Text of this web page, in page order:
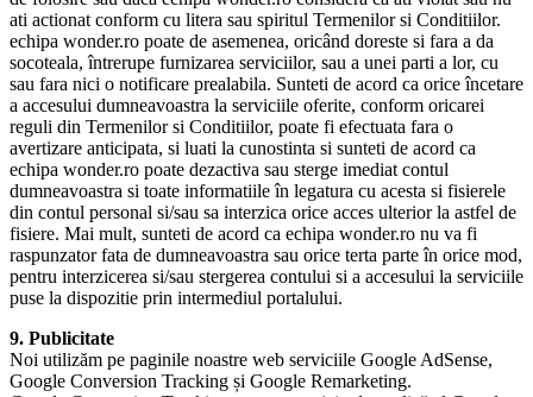
ati actionat conform cu litera sau spiritul Termenilor si Conditiilor.
echipa wonder.ro poate de asemenea, oricând doreste si fara a da
socoteala, întrerupe furnizarea serviciilor, sau a unei parti a lor, cu
sau fara nici o notificare prealabila. Sunteti de acord ca orice încetare
a accesului dumneavoastra la serviciile oferite, conform oricarei
reguli din Termenilor si Conditiilor, poate fi efectuata fara o
avertizare anticipata, si luati la cunostinta si sunteti de acord ca
echipa wonder.ro poate dezactiva sau sterge imediat contul
dumneavoastra si toate informatiile în legatura cu acesta si fisierele
din contul personal si/sau sa interzica orice acces ulterior la astfel de
fisiere. Mai mult, sunteti de acord ca echipa wonder.ro nu va fi
raspunzator fata de dumneavoastra sau orice terta parte în orice mod,
pentru interzicerea si/sau stergerea contului si a accesului la serviciile
puse la dispozitie prin intermediul portalului.
9. Publicitate
Noi utilizăm pe paginile noastre web serviciile Google AdSense,
Google Conversion Tracking și Google Remarketing.